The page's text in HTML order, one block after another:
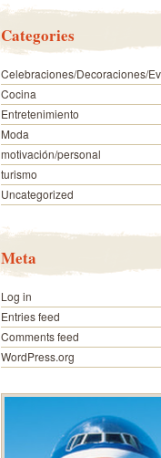
Categories
Celebraciones/Decoraciones/
Cocina
Entretenimiento
Moda
motivación/personal
turismo
Uncategorized
Meta
Log in
Entries feed
Comments feed
WordPress.org